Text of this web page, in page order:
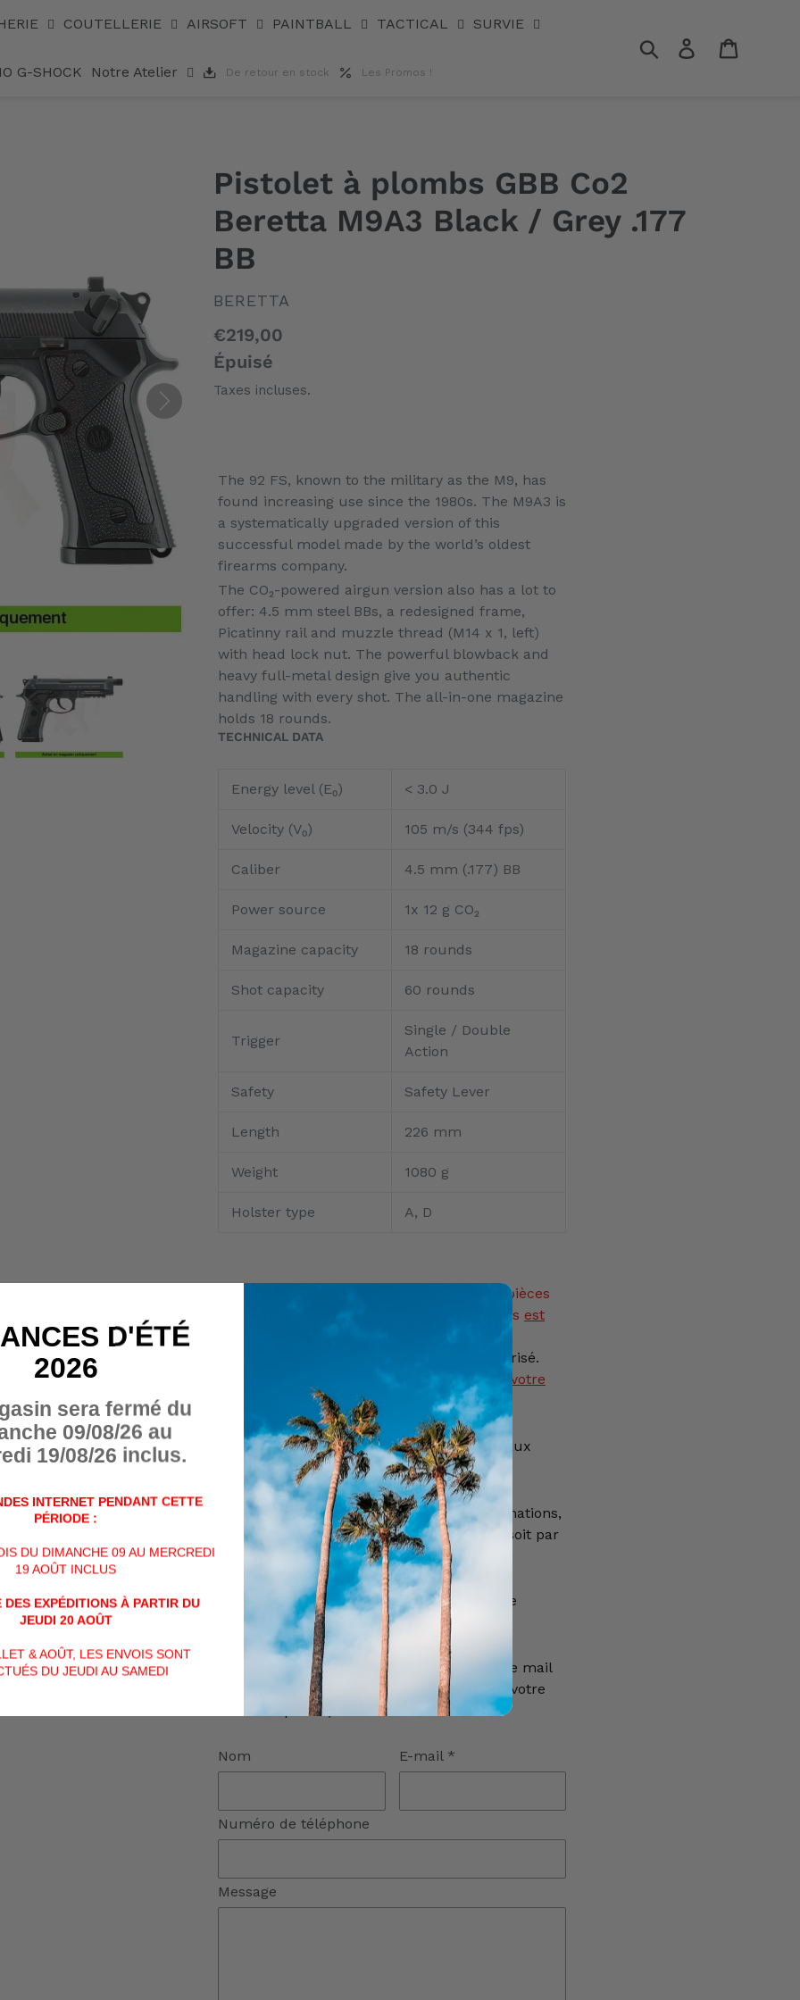
COUTELLERIE AIRSOFT PAINTBALL TACTICAL SURVIE
G-SHOCK Notre Atelier De retour en stock Les Promos !
RechercherSe connecter
Pistolet à plombs GBB Co2
Beretta M9A3 Black / Grey .177
BB
DISTRIBUTEUR
BERETTA
Prix
normal
€219,00
Épuisé
Taxes incluses.
d'un
produit
à
votre
panier
The 92 FS, known to the military as the M9, has
found increasing use since the 1980s. The M9A3 is
a systematically upgraded version of this
successful model made by the world’s oldest
firearms company.
The CO₂-powered airgun version also has a lot to
offer: 4.5 mm steel BBs, a redesigned frame,
Picatinny rail and muzzle thread (M14 x 1, left)
with head lock nut. The powerful blowback and
heavy full-metal design give you authentic
handling with every shot. The all-in-one magazine
holds 18 rounds.
TECHNICAL DATA
Energy level (E₀) < 3.0 J
Velocity (V₀) 105 m/s (344 fps)
Caliber 4.5 mm (.177) BB
Power source 1x 12 g CO₂
Magazine capacity 18 rounds
Shot capacity 60 rounds
Trigger
Single / Double
Action
Safety Safety Lever
Length 226 mm
Weight 1080 g
Holster type A, D
d'armes, pièces
détachées d'armes, chargeurs et munitions est
Seul l'achat en magasin physique est autorisé.
Cet article ne peut donc pas être ajouté à votre
De plus, l'achat de cet article est réservé aux
personnes majeures de + de 18 ans.
Veuillez nous contacter pour plus d'informations,
soit par téléphone au +32 (0) 69 22 49 42, soit par
mail à info@billau.be,
ou encore directement via le formulaire de
contact ci-dessous :
(Si vous n'avez pas reçu de réponse à votre mail
ou formulaire de contact, veuillez vérifier votre
dossier "spams")
Nom E-mail *
Numéro de téléphone
Message
D'ÉTÉ
2026
sera fermé du
09/08/26 au
19/08/26 inclus.
INTERNET PENDANT CETTE
PÉRIODE :
DU DIMANCHE 09 AU MERCREDI
19 AOÛT INCLUS
DES EXPÉDITIONS À PARTIR DU
JEUDI 20 AOÛT
& AOÛT, LES ENVOIS SONT
DU JEUDI AU SAMEDI